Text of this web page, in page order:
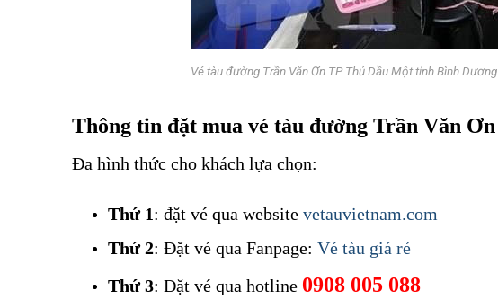
Vé tàu đường Trần Văn Ơn TP Thủ Dầu Một tỉnh Bình Dương
Thông tin đặt mua vé tàu đường Trần Văn Ơn
Đa hình thức cho khách lựa chọn:
Thứ 1: đặt vé qua website vetauvietnam.com
Thứ 2: Đặt vé qua Fanpage: Vé tàu giá rẻ
Thứ 3: Đặt vé qua hotline 0908 005 088